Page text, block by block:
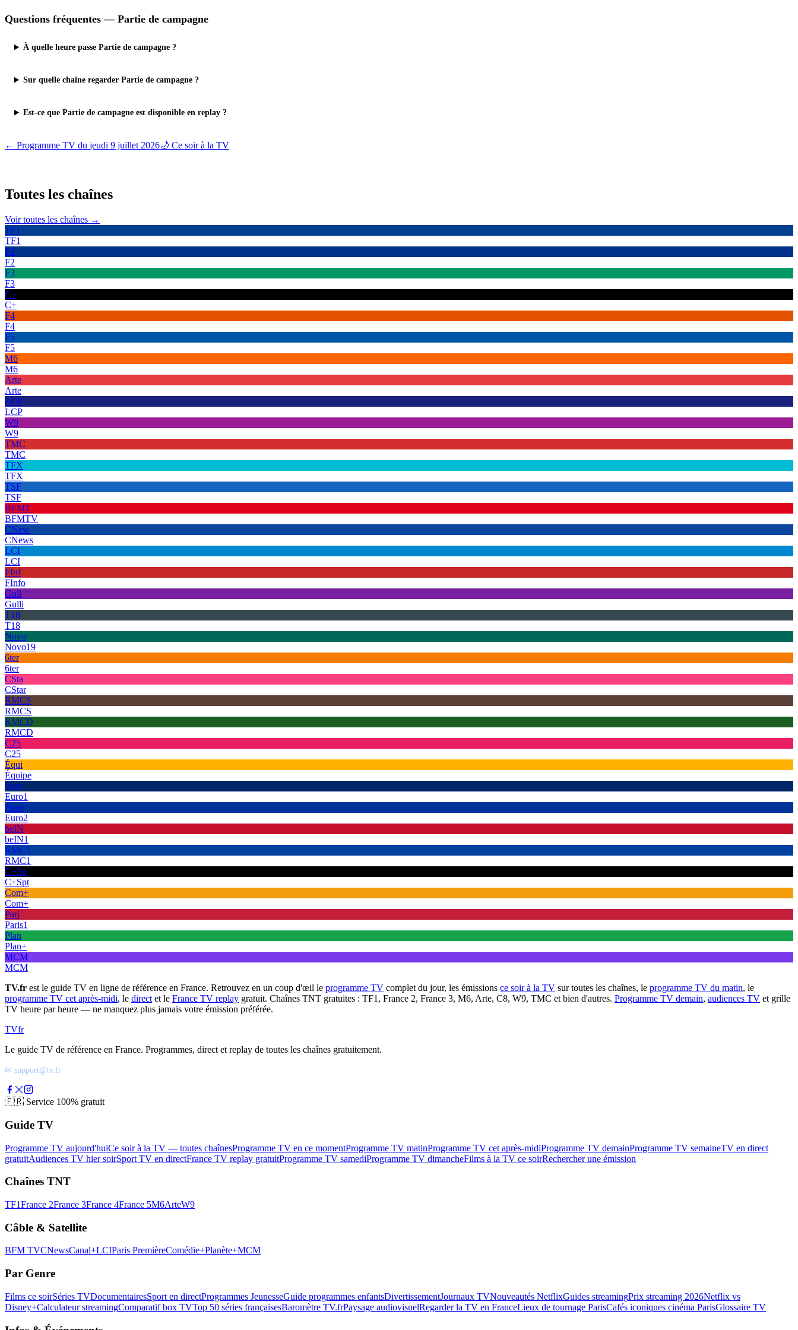
Questions fréquentes — Partie de campagne
À quelle heure passe Partie de campagne ?
Sur quelle chaîne regarder Partie de campagne ?
Est-ce que Partie de campagne est disponible en replay ?
← Programme TV du jeudi 9 juillet 2026🌙 Ce soir à la TV
Toutes les chaînes
Voir toutes les chaînes →
TF1
TF1
F2
F2
F3
F3
C+
C+
F4
F4
F5
F5
M6
M6
Arte
Arte
LCP
LCP
W9
W9
TMC
TMC
TFX
TFX
TSF
TSF
BFMT
BFMTV
CNew
CNews
LCI
LCI
FInf
FInfo
Gull
Gulli
T18
T18
Novo
Novo19
6ter
6ter
CSta
CStar
RMCS
RMCS
RMCD
RMCD
C25
C25
Équi
Équipe
Euro
Euro1
Euro
Euro2
beIN
beIN1
RMC1
RMC1
C+Sp
C+Spt
Com+
Com+
Pari
Paris1
Plan
Plan+
MCM
MCM
TV.fr est le guide TV en ligne de référence en France. Retrouvez en un coup d'œil le programme TV complet du jour, les émissions ce soir à la TV sur toutes les chaînes, le programme TV du matin, le
programme TV cet après-midi, le direct et le France TV replay gratuit. Chaînes TNT gratuites : TF1, France 2, France 3, M6, Arte, C8, W9, TMC et bien d'autres. Programme TV demain, audiences TV et grille
TV heure par heure — ne manquez plus jamais votre émission préférée.
TVfr
Le guide TV de référence en France. Programmes, direct et replay de toutes les chaînes gratuitement.
✉ support@tv.fr
🇫🇷 Service 100% gratuit
Guide TV
Programme TV aujourd'huiCe soir à la TV — toutes chaînesProgramme TV en ce momentProgramme TV matinProgramme TV cet après-midiProgramme TV demainProgramme TV semaineTV en direct
gratuitAudiences TV hier soirSport TV en directFrance TV replay gratuitProgramme TV samediProgramme TV dimancheFilms à la TV ce soirRechercher une émission
Chaînes TNT
TF1France 2France 3France 4France 5M6ArteW9
Câble & Satellite
BFM TVCNewsCanal+LCIParis PremièreComédie+Planète+MCM
Par Genre
Films ce soirSéries TVDocumentairesSport en directProgrammes JeunesseGuide programmes enfantsDivertissementJournaux TVNouveautés NetflixGuides streamingPrix streaming 2026Netflix vs
Disney+Calculateur streamingComparatif box TVTop 50 séries françaisesBaromètre TV.frPaysage audiovisuelRegarder la TV en FranceLieux de tournage ParisCafés iconiques cinéma ParisGlossaire TV